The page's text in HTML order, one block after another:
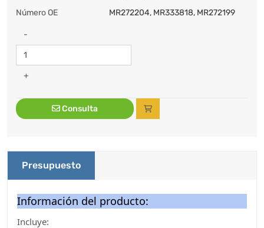
Número OE
MR272204, MR333818, MR272199
-
+
Consulta
Presupuesto
Información del producto:
Incluye: